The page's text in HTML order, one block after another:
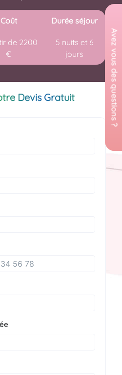
Coût Durée séjour
de 2200
€
5 nuits et 6
jours
Devis Gratuit